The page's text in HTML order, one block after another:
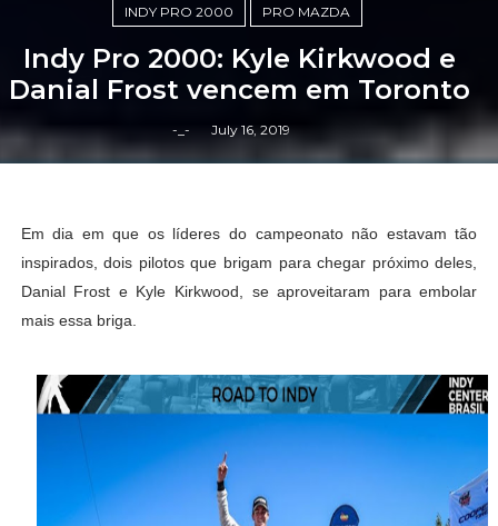
INDY PRO 2000 PRO MAZDA
Indy Pro 2000: Kyle Kirkwood e
Danial Frost vencem em Toronto
-_- July 16, 2019
Em dia em que os líderes do campeonato não estavam tão
inspirados, dois pilotos que brigam para chegar próximo deles,
Danial Frost e Kyle Kirkwood, se aproveitaram para embolar
mais essa briga.